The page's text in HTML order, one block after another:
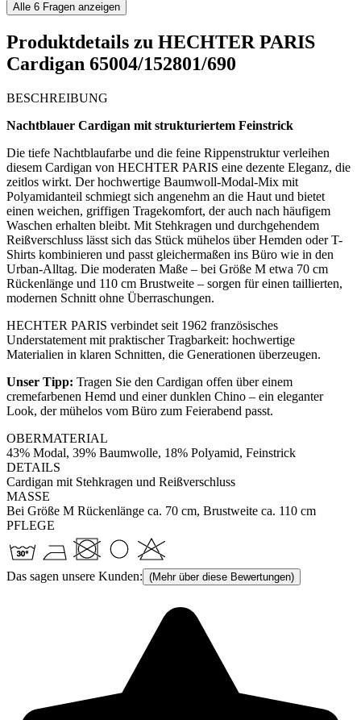
Alle 6 Fragen anzeigen
Produktdetails zu HECHTER PARIS
Cardigan 65004/152801/690
BESCHREIBUNG
Nachtblauer Cardigan mit strukturiertem Feinstrick
Die tiefe Nachtblaufarbe und die feine Rippenstruktur verleihen
diesem Cardigan von HECHTER PARIS eine dezente Eleganz, die
zeitlos wirkt. Der hochwertige Baumwoll-Modal-Mix mit
Polyamidanteil schmiegt sich angenehm an die Haut und bietet
einen weichen, griffigen Tragekomfort, der auch nach häufigem
Waschen erhalten bleibt. Mit Stehkragen und durchgehendem
Reißverschluss lässt sich das Stück mühelos über Hemden oder T-
Shirts kombinieren und passt gleichermaßen ins Büro wie in den
Urban-Alltag. Die moderaten Maße – bei Größe M etwa 70 cm
Rückenlänge und 110 cm Brustweite – sorgen für einen taillierten,
modernen Schnitt ohne Überraschungen.
HECHTER PARIS verbindet seit 1962 französisches
Understatement mit praktischer Tragbarkeit: hochwertige
Materialien in klaren Schnitten, die Generationen überzeugen.
Unser Tipp: Tragen Sie den Cardigan offen über einem
cremefarbenen Hemd und einer dunklen Chino – ein eleganter
Look, der mühelos vom Büro zum Feierabend passt.
OBERMATERIAL
43% Modal, 39% Baumwolle, 18% Polyamid, Feinstrick
DETAILS
Cardigan mit Stehkragen und Reißverschluss
MASSE
Bei Größe M Rückenlänge ca. 70 cm, Brustweite ca. 110 cm
PFLEGE
Das sagen unsere Kunden: (Mehr über diese Bewertungen)